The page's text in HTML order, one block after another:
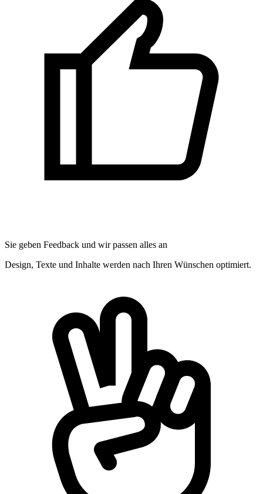
Sie geben Feedback und wir passen alles an
Design, Texte und Inhalte werden nach Ihren Wünschen optimiert.